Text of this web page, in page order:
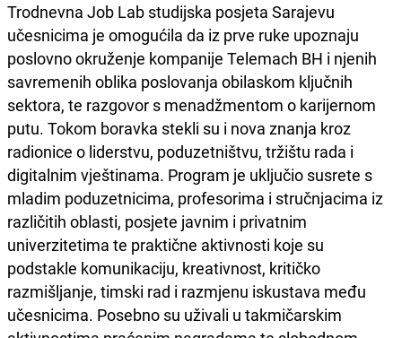
Trodnevna Job Lab studijska posjeta Sarajevu
učesnicima je omogućila da iz prve ruke upoznaju
poslovno okruženje kompanije Telemach BH i njenih
savremenih oblika poslovanja obilaskom ključnih
sektora, te razgovor s menadžmentom o karijernom
putu. Tokom boravka stekli su i nova znanja kroz
radionice o liderstvu, poduzetništvu, tržištu rada i
digitalnim vještinama. Program je uključio susrete s
mladim poduzetnicima, profesorima i stručnjacima iz
različitih oblasti, posjete javnim i privatnim
univerzitetima te praktične aktivnosti koje su
podstakle komunikaciju, kreativnost, kritičko
razmišljanje, timski rad i razmjenu iskustava među
učesnicima. Posebno su uživali u takmičarskim